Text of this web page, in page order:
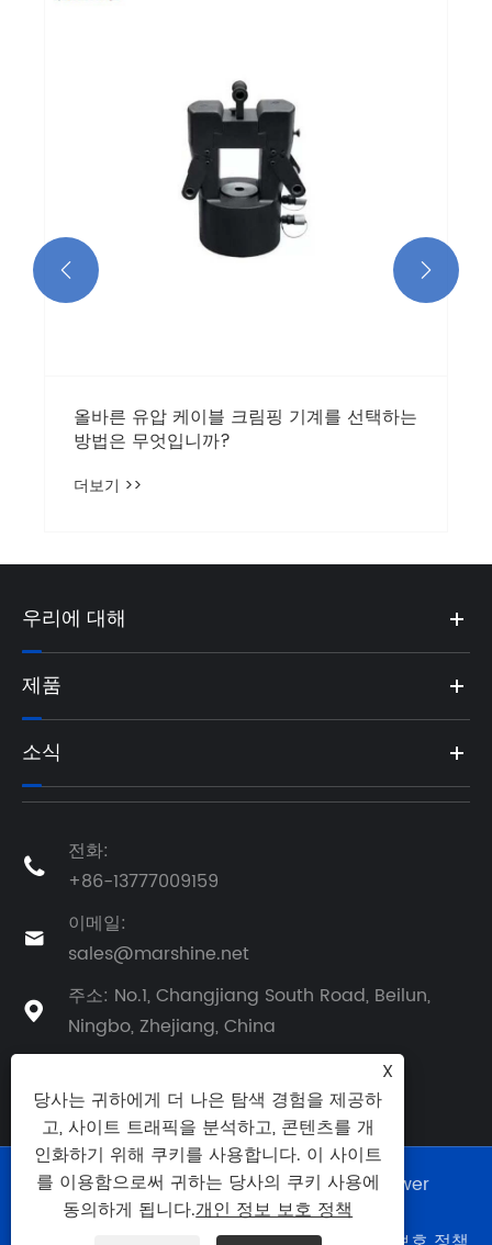
올바른 유압 케이블 크림핑 기계를 선택하는
방법은 무엇입니까?
더보기 >>
 
우리에 대해
제품
소식

전화:
+86-13777009159

이메일:
sales@marshine.net

주소: No.1, Changjiang South Road, Beilun,
Ningbo, Zhejiang, China
Copyright © 2025 Ningbo Marshine Power
Technology Co., Ltd. 판권 소유.
X
당사는 귀하에게 더 나은 탐색 경험을 제공하
고, 사이트 트래픽을 분석하고, 콘텐츠를 개
인화하기 위해 쿠키를 사용합니다. 이 사이트
를 이용함으로써 귀하는 당사의 쿠키 사용에
동의하게 됩니다.개인 정보 보호 정책